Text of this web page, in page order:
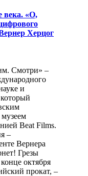
века. «О,
Херцог
Смотри» –
и
Beat Films.
–
Вернера
Грезы
октября
прокат, –